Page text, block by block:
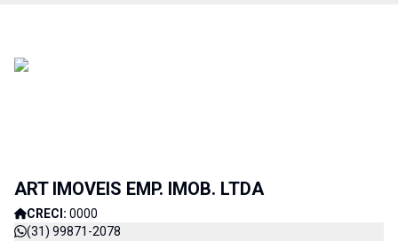
ART IMOVEIS EMP. IMOB. LTDA
CRECI: 0000
(31) 99871-2078